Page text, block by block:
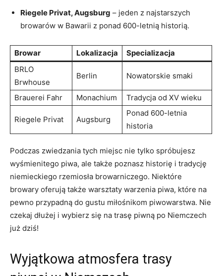
Riegele Privat, Augsburg – jeden z najstarszych
browarów w Bawarii⁣ z ponad 600-letnią historią.
Browar Lokalizacja
Specializacja
BRLO
Brwhouse
Berlin Nowatorskie smaki
Brauerei Fahr Monachium Tradycja od XV wieku
Riegele Privat Augsburg
Ponad 600-letnia
historia
Podczas zwiedzania‍ tych miejsc nie tylko spróbujesz
wyśmienitego piwa, ale także poznasz historię i ⁣tradycję
niemieckiego rzemiosła browarniczego.‌ Niektóre
browary oferują także warsztaty warzenia ⁢piwa, które na ​
pewno przypadną ⁣do gustu miłośnikom ​piwowarstwa.⁣ Nie
czekaj ⁤dłużej i wybierz się na‌ trasę piwną po Niemczech
już dziś!
Wyjątkowa atmosfera trasy